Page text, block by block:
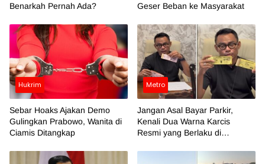
Benarkah Pernah Ada?
Geser Beban ke Masyarakat
Hukrim
Sebar Hoaks Ajakan Demo
Gulingkan Prabowo, Wanita di
Ciamis Ditangkap
Metro
Jangan Asal Bayar Parkir,
Kenali Dua Warna Karcis
Resmi yang Berlaku di